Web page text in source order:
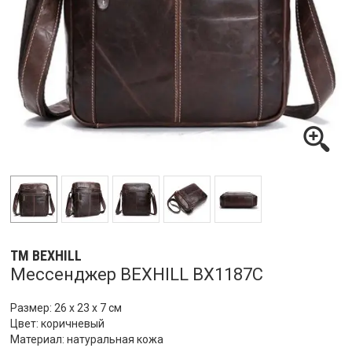
ТМ BEXHILL
Мессенджер BEXHILL BX1187C
Размер: 26 х 23 х 7 см
Цвет: коричневый
Материал: натуральная кожа